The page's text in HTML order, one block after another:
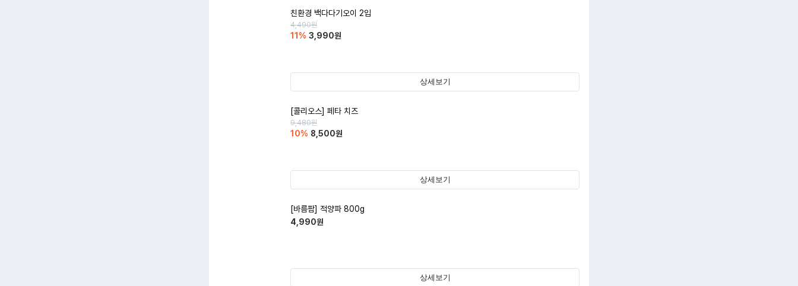
친환경 백다다기오이 2입
4,490원
11 % 3,990원
상세보기
[콜리오스] 페타 치즈
9,480원
10% 8,500원
상세보기
[바름팜] 적양파 800g
4,990원
상세보기